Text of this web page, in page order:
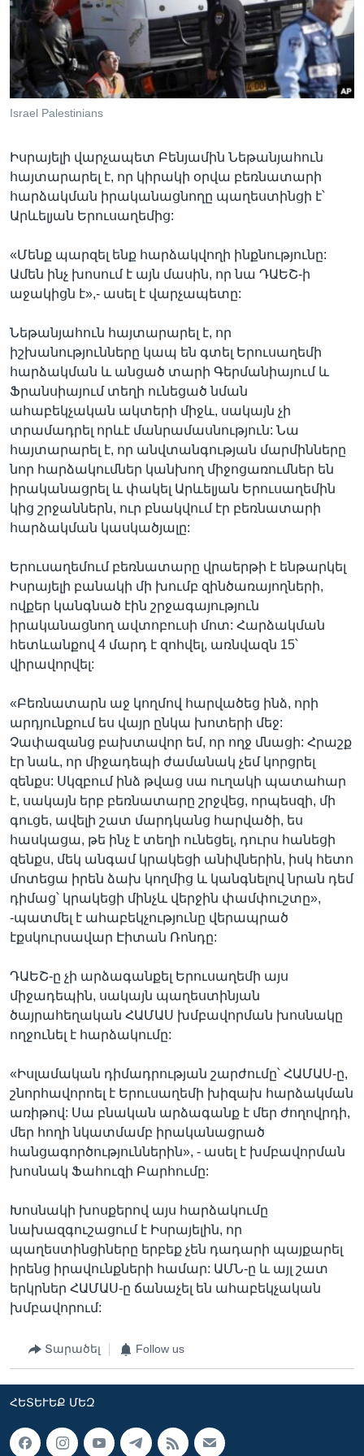
Լեզուներ
Israel Palestinians
Իսրայելի վարչապետ Բենյամին Նեթանյահուն
հայտարարել է, որ կիրակի օրվա բեռնատարի
հարձակման իրականացնողը պաղեստինցի է՝
Արևելյան Երուսաղեմից:
«Մենք պարզել ենք հարձակվողի ինքնությունը:
Ամեն ինչ խոսում է այն մասին, որ նա ԴԱԵՇ-ի
աջակիցն է»,- ասել է վարչապետը:
Նեթանյահուն հայտարարել է, որ
իշխանությունները կապ են գտել Երուսաղեմի
հարձակման և անցած տարի Գերմանիայում և
Ֆրանսիայում տեղի ունեցած նման
ահաբեկչական ակտերի միջև, սակայն չի
տրամադրել որևէ մանրամասնություն: Նա
հայտարարել է, որ անվտանգության մարմինները
նոր հարձակումներ կանխող միջոցառումներ են
իրականացրել և փակել Արևելյան Երուսաղեմին
կից շրջաններն, ուր բնակվում էր բեռնատարի
հարձակման կասկածյալը:
Երուսաղեմում բեռնատարը վրաերթի է ենթարկել
Իսրայելի բանակի մի խումբ զինծառայողների,
ովքեր կանգնած էին շրջագայություն
իրականացնող ավտոբուսի մոտ: Հարձակման
հետևանքով 4 մարդ է զոհվել, առնվազն 15՝
վիրավորվել:
«Բեռնատարն աջ կողմով հարվածեց ինձ, որի
արդյունքում ես վայր ընկա խոտերի մեջ:
Չափազանց բախտավոր եմ, որ ողջ մնացի: Հրաշք
էր նաև, որ միջադեպի ժամանակ չեմ կորցրել
զենքս: Սկզբում ինձ թվաց սա ուղակի պատահար
է, սակայն երբ բեռնատարը շրջվեց, որպեսզի, մի
գուցե, ավելի շատ մարդկանց հարվածի, ես
հասկացա, թե ինչ է տեղի ունեցել, դուրս հանեցի
զենքս, մեկ անգամ կրակեցի անիվներին, իսկ հետո
մոտեցա իրեն ձախ կողմից և կանգնելով նրան դեմ
դիմաց՝ կրակեցի մինչև վերջին փամփուշտը»,
-պատմել է ահաբեկչությունը վերապրած
էքսկուրսավար Էիտան Ռոնդը:
ԴԱԵՇ-ը չի արձագանքել Երուսաղեմի այս
միջադեպին, սակայն պաղեստինյան
ծայրահեղական ՀԱՄԱՍ խմբավորման խոսնակը
ողջունել է հարձակումը:
«Իսլամական դիմադրության շարժումը՝ ՀԱՄԱՍ-ը,
շնորհավորոել է Երուսաղեմի խիզախ հարձակման
առիթով: Սա բնական արձագանք է մեր ժողովրդի,
մեր հողի նկատմամբ իրականացրած
հանցագործություններին», - ասել է խմբավորման
խոսնակ Ֆահուզի Բարհումը:
Խոսնակի խոսքերով այս հարձակումը
նախազգուշացում է Իսրայելին, որ
պաղեստինցիները երբեք չեն դադարի պայքարել
իրենց իրավունքների համար: ԱՄՆ-ը և այլ շատ
երկրներ ՀԱՄԱՍ-ը ճանաչել են ահաբեկչական
խմբավորում:
Տարածել Follow us
ՀԵՏԵՒԵՔ ՄԵԶ